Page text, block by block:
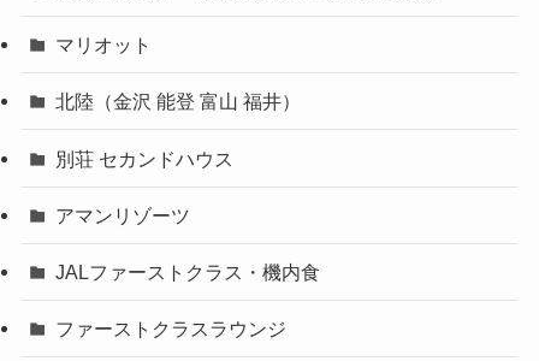
マリオット
北陸（金沢 能登 富山 福井）
別荘 セカンドハウス
アマンリゾーツ
JALファーストクラス・機内食
ファーストクラスラウンジ